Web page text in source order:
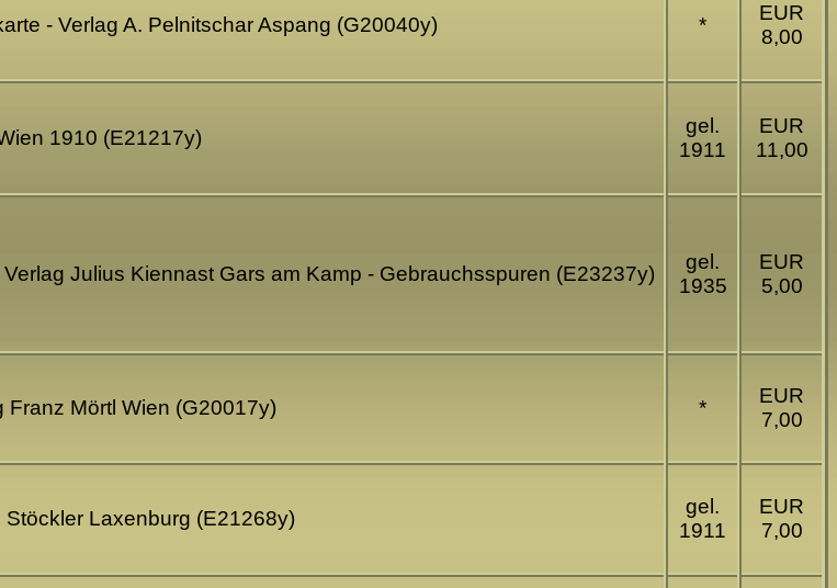
- Verlag A. Pelnitschar Aspang (G20040y) *
EUR
8,00
1910 (E21217y)
gel.
1911
EUR
11,00
Julius Kiennast Gars am Kamp - Gebrauchsspuren (E23237y)
gel.
1935
EUR
5,00
Franz Mörtl Wien (G20017y) *
EUR
7,00
Laxenburg (E21268y)
gel.
1911
EUR
7,00